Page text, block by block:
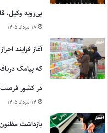
بی‌رویه
۱۸ مرداد ۱۴۰۵
آغاز فرایند
که پیامک
در کشور فرصت
۱۴ مرداد ۱۴۰۵
بازداشت